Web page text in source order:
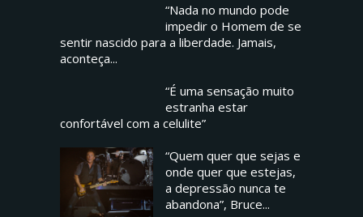
“Nada no mundo pode
impedir o Homem de se
sentir nascido para a liberdade. Jamais,
aconteça...
“É uma sensação muito
estranha estar
confortável com a celulite”
“Quem quer que sejas e
onde quer que estejas,
a depressão nunca te
abandona”, Bruce...